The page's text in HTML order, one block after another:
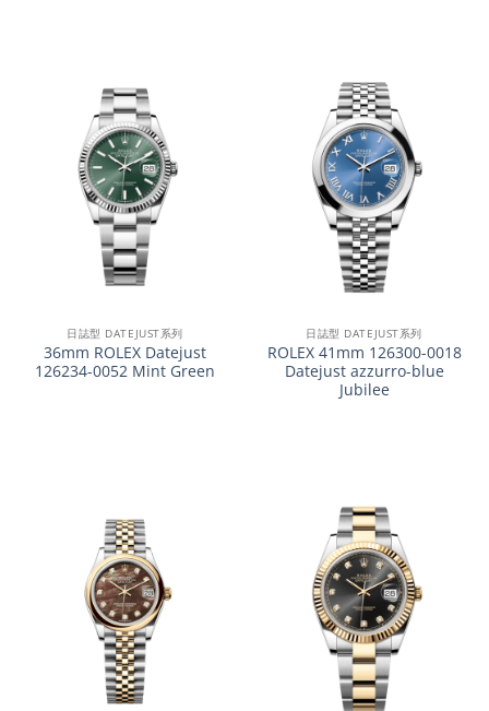
日誌型 DATEJUST系列
36mm ROLEX Datejust
126234-0052 Mint Green
日誌型 DATEJUST系列
ROLEX 41mm 126300-0018
Datejust azzurro-blue
Jubilee